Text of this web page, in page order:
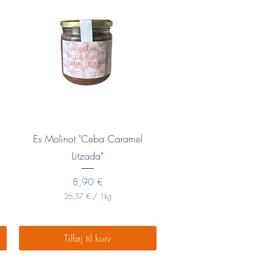
K
l
o
g
r
a
Hurtigvisning
Es Molinot "Ceba Caramel
Litzada"
Pris
8,90 €
26,57 € / 1kg
,
5
7
Tilføj til kurv